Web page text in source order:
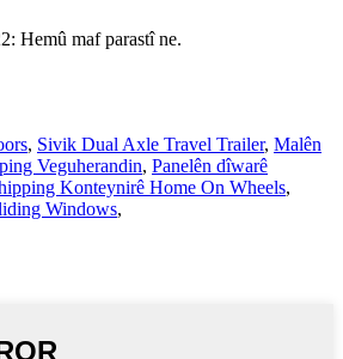
Hemû maf parastî ne.
, Sivik Dual Axle Travel Trailer, Malên
Veguherandin, Panelên dîwarê
Konteynirê Home On Wheels,
Windows,